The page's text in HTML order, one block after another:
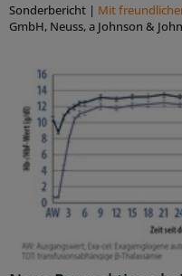
Sonderbericht | Mit
GmbH, Neuss, a Johnson &